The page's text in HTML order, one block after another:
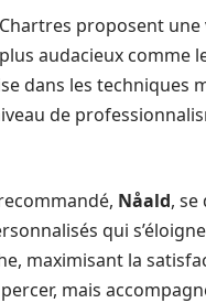
proposent
audacieux comme
dans les techniques
de
Nåald,
qui
maximisant la
mais